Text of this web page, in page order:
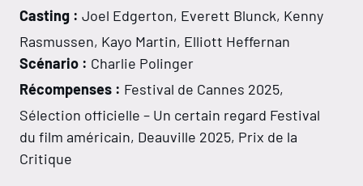
Casting : Joel Edgerton, Everett Blunck, Kenny
Rasmussen, Kayo Martin, Elliott Heffernan
Scénario : Charlie Polinger
Récompenses : Festival de Cannes 2025,
Sélection officielle – Un certain regard Festival
du film américain, Deauville 2025, Prix de la
Critique